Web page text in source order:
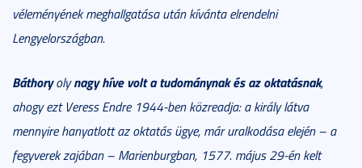
véleményének meghallgatása után kívánta elrendelni
Lengyelországban.
Báthory olynagy híve volt a tudománynak és az oktatásnak,
ahogy ezt Veress Endre 1944-ben közreadja: a király látva
mennyire hanyatlott az oktatás ügye, már uralkodása elején – a
fegyverek zajában – Marienburgban, 1577. május 29-én kelt